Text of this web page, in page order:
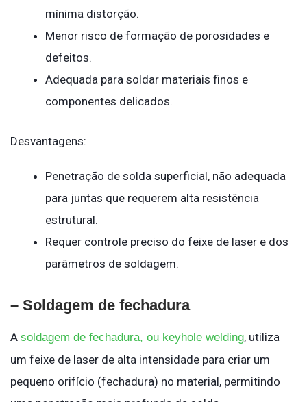
mínima distorção.
Menor risco de formação de porosidades e
defeitos.
Adequada para soldar materiais finos e
componentes delicados.
Desvantagens:
Penetração de solda superficial, não adequada
para juntas que requerem alta resistência
estrutural.
Requer controle preciso do feixe de laser e dos
parâmetros de soldagem.
– Soldagem de fechadura
A soldagem de fechadura, ou keyhole welding, utiliza
um feixe de laser de alta intensidade para criar um
pequeno orifício (fechadura) no material, permitindo